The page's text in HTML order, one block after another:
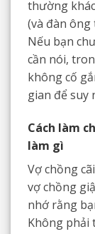
thường
(và đàn
Nếu bạn
cần nói,
không cố
gian để suy
Cách làm
làm gì
Vợ chồng
vợ chồng
nhớ rằng
Không phải